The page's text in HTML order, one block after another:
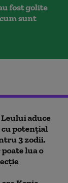
fost golite
sunt
aduce
potențial
3 zodii.
lua o